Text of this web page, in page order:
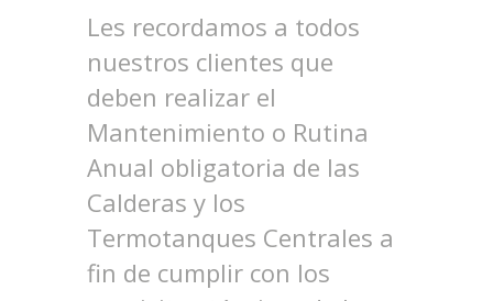
Les recordamos a todos
nuestros clientes que
deben realizar el
Mantenimiento o Rutina
Anual obligatoria de las
Calderas y los
Termotanques Centrales a
fin de cumplir con los